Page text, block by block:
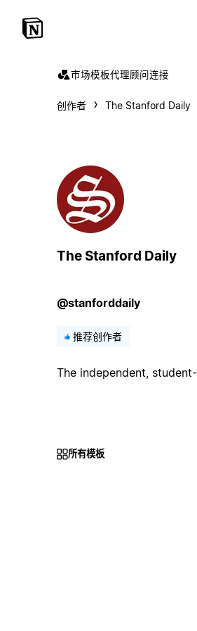
市场模板代理顾问连接
创作者 The Stanford Daily
The Stanford Daily
@stanforddaily
推荐创作者
The independent,
所有模板